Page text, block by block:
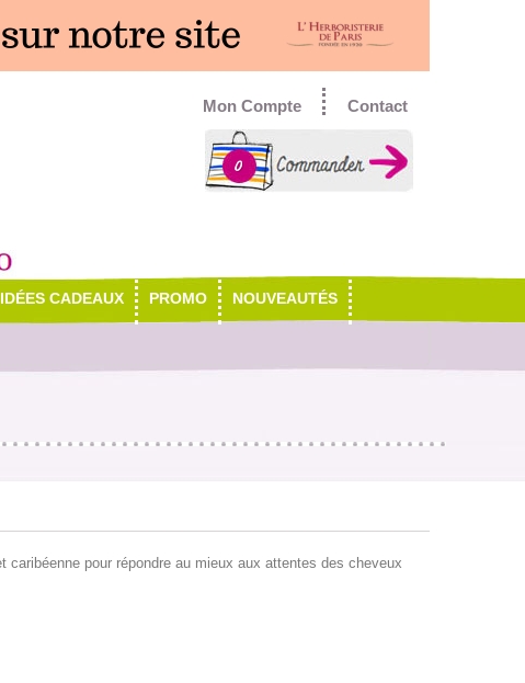
Contact
Mon Compte
0
IDÉES CADEAUX PROMO NOUVEAUTÉS
pour répondre au mieux aux attentes des cheveux